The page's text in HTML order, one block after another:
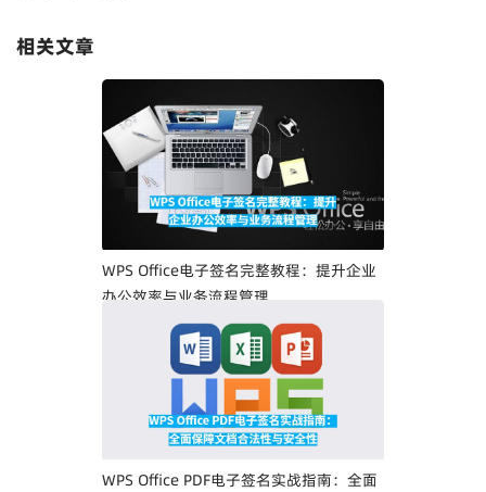
相关文章
WPS Office电子签名完整教程：提升企业
办公效率与业务流程管理
WPS Office PDF电子签名实战指南：全面